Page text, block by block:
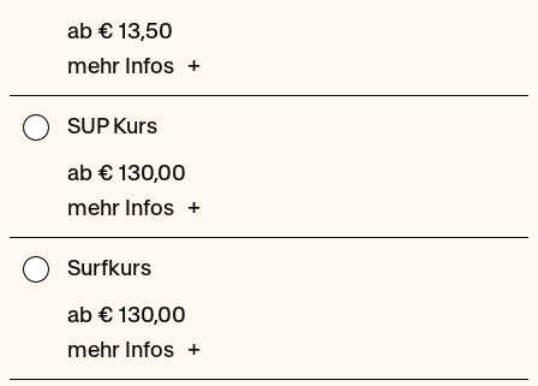
Brauwelt
ab € 13,50
mehr Infos
SUP
Kurs
SUP Kurs
ab € 130,00
mehr Infos
Surfkurs
Surfkurs
ab € 130,00
mehr Infos